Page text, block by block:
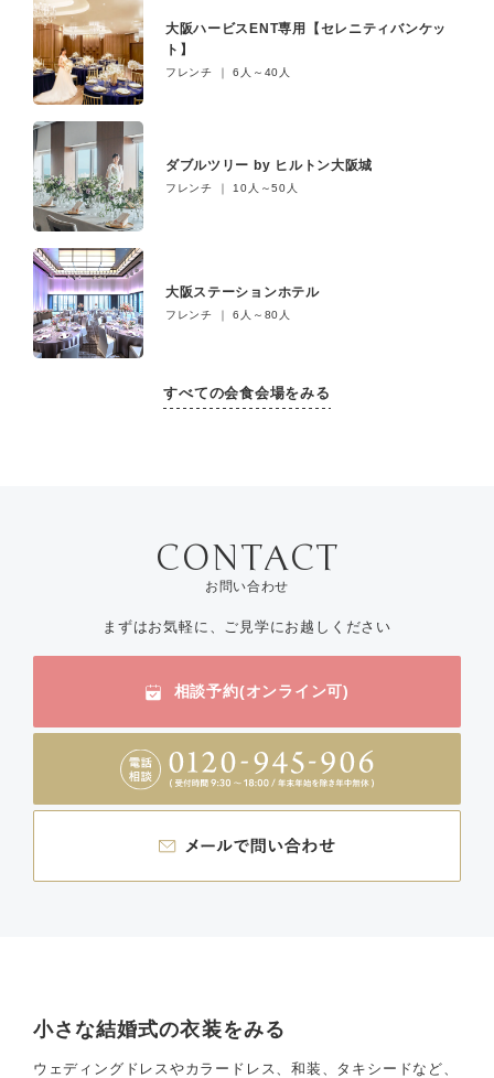
大阪ハービスENT専用【セレニティバンケッ
ト】
フレンチ ｜ 6人～40人
ダブルツリー by ヒルトン大阪城
フレンチ ｜ 10人～50人
大阪ステーションホテル
フレンチ ｜ 6人～80人
すべての会食会場をみる
お問い合わせ
まずはお気軽に、ご見学にお越しください
相談予約(オンライン可)
小さな結婚式の衣装をみる
ウェディングドレスやカラードレス、和装、タキシードなど、